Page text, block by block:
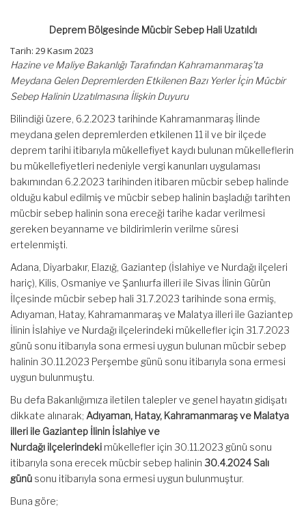
Deprem Bölgesinde Mücbir Sebep Hali Uzatıldı
Tarih: 29 Kasım 2023
Hazine ve Maliye Bakanlığı Tarafından Kahramanmaraş’ta
Meydana Gelen Depremlerden Etkilenen Bazı Yerler İçin Mücbir
Sebep Halinin Uzatılmasına İlişkin Duyuru
Bilindiği üzere, 6.2.2023 tarihinde Kahramanmaraş İlinde
meydana gelen depremlerden etkilenen 11 il ve bir ilçede
deprem tarihi itibarıyla mükellefiyet kaydı bulunan mükelleflerin
bu mükellefiyetleri nedeniyle vergi kanunları uygulaması
bakımından 6.2.2023 tarihinden itibaren mücbir sebep halinde
olduğu kabul edilmiş ve mücbir sebep halinin başladığı tarihten
mücbir sebep halinin sona ereceği tarihe kadar verilmesi
gereken beyanname ve bildirimlerin verilme süresi
ertelenmişti.
Adana, Diyarbakır, Elazığ, Gaziantep (İslahiye ve Nurdağı ilçeleri
hariç), Kilis, Osmaniye ve Şanlıurfa illeri ile Sivas İlinin Gürün
İlçesinde mücbir sebep hali 31.7.2023 tarihinde sona ermiş,
Adıyaman, Hatay, Kahramanmaraş ve Malatya illeri ile Gaziantep
İlinin İslahiye ve Nurdağı ilçelerindeki mükellefler için 31.7.2023
günü sonu itibarıyla sona ermesi uygun bulunan mücbir sebep
halinin 30.11.2023 Perşembe günü sonu itibarıyla sona ermesi
uygun bulunmuştu.
Bu defa Bakanlığımıza iletilen talepler ve genel hayatın gidişatı
dikkate alınarak; Adıyaman, Hatay, Kahramanmaraş ve Malatya
illeri ile Gaziantep İlinin İslahiye ve
Nurdağı ilçelerindeki mükellefler için 30.11.2023 günü sonu
itibarıyla sona erecek mücbir sebep halinin 30.4.2024 Salı
günü sonu itibarıyla sona ermesi uygun bulunmuştur.
Buna göre;